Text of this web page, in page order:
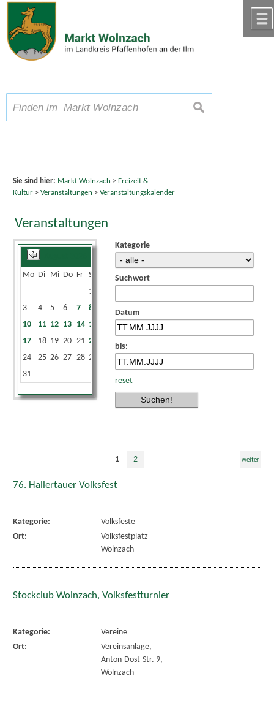
Zum Inhalt,zur Navigation
Schriftgröße A A A suchen
Sie sind hier: Markt Wolnzach > Freizeit &
Kultur> Veranstaltungen > Veranstaltungskalender
Veranstaltungen
Mo Di Mi Do Fr Sa
1
3
4 5 6 7 8
10
11 12 13 14 15
17
18 19 20 21 22
24
25 26 27 28 29
31
Kategorie
Suchwort
Datum
bis:
reset
1 2 weiter
76. Hallertauer Volksfest
Kategorie:
Volksfeste
Ort:
Volksfestplatz
Wolnzach
Stockclub Wolnzach, Volksfestturnier
Kategorie:
Vereine
Ort:
Vereinsanlage,
Anton-Dost-Str. 9,
Wolnzach